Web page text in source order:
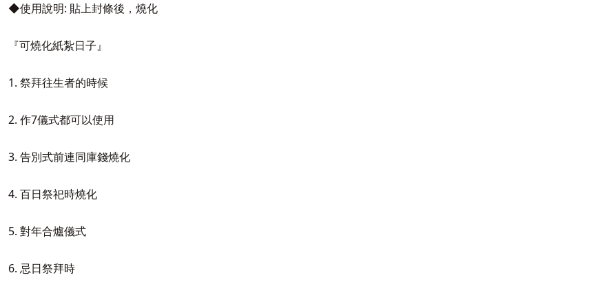
◆使用說明: 貼上封條後，燒化
『可燒化紙紮日子』
1. 祭拜往生者的時候
2. 作7儀式都可以使用
3. 告別式前連同庫錢燒化
4. 百日祭祀時燒化
5. 對年合爐儀式
6. 忌日祭拜時